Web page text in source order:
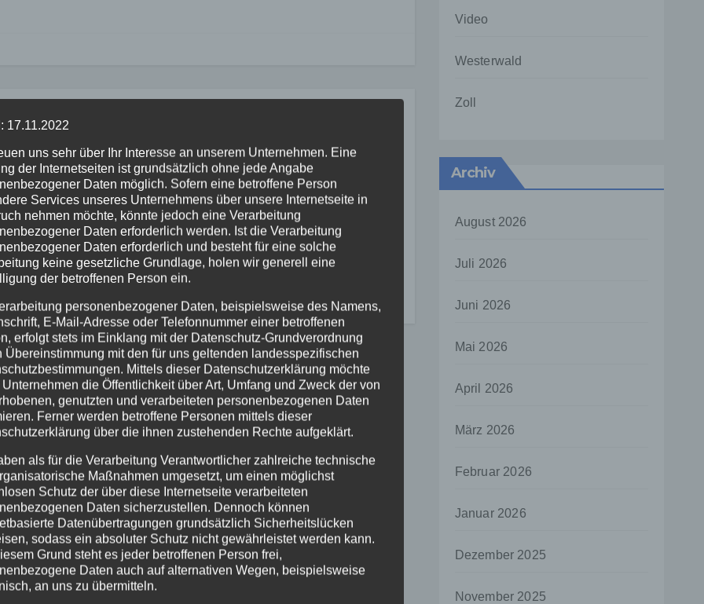
POLIZEI
vor
–
nach
2026
ALTENKIRCHEN FEUERWEHR
POLIZEI RETTUNGSDIENST
Rauchentwicklung
hinter
leerstehendem
Feuerwehreinsatz
Video
Westerwald
Zoll
Archiv
August 2026
Juli 2026
Juni 2026
Mai 2026
April 2026
März 2026
Februar 2026
Januar 2026
Dezember 2025
November 2025
17.11.2022
uns sehr über Ihr Interesse an unserem Unternehmen. Eine
der Internetseiten ist grundsätzlich ohne jede Angabe
Daten möglich. Sofern eine betroffene Person
Services unseres Unternehmens über unsere Internetseite in
nehmen möchte, könnte jedoch eine Verarbeitung
Daten erforderlich werden. Ist die Verarbeitung
Daten erforderlich und besteht für eine solche
keine gesetzliche Grundlage, holen wir generell eine
der betroffenen Person ein.
personenbezogener Daten, beispielsweise des Namens,
E-Mail-Adresse oder Telefonnummer einer betroffenen
erfolgt stets im Einklang mit der Datenschutz-Grundverordnung
Übereinstimmung mit den für uns geltenden landesspezifischen
Mittels dieser Datenschutzerklärung möchte
Unternehmen die Öffentlichkeit über Art, Umfang und Zweck der von
genutzten und verarbeiteten personenbezogenen Daten
Ferner werden betroffene Personen mittels dieser
über die ihnen zustehenden Rechte aufgeklärt.
als für die Verarbeitung Verantwortlicher zahlreiche technische
Maßnahmen umgesetzt, um einen möglichst
Schutz der über diese Internetseite verarbeiteten
Daten sicherzustellen. Dennoch können
Datenübertragungen grundsätzlich Sicherheitslücken
sodass ein absoluter Schutz nicht gewährleistet werden kann.
Grund steht es jeder betroffenen Person frei,
Daten auch auf alternativen Wegen, beispielsweise
an uns zu übermitteln.